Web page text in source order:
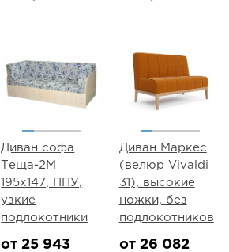
Диван софа
Теща-2М
195х147, ППУ,
узкие
подлокотники
от 25 943
Диван Маркес
(велюр Vivaldi
31), высокие
ножки, без
подлокотников
от 26 082